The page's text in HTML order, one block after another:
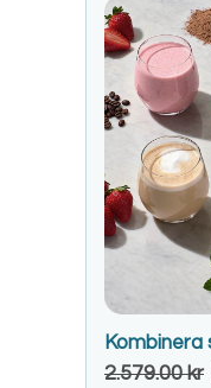
Kombinera
2.579.00kr